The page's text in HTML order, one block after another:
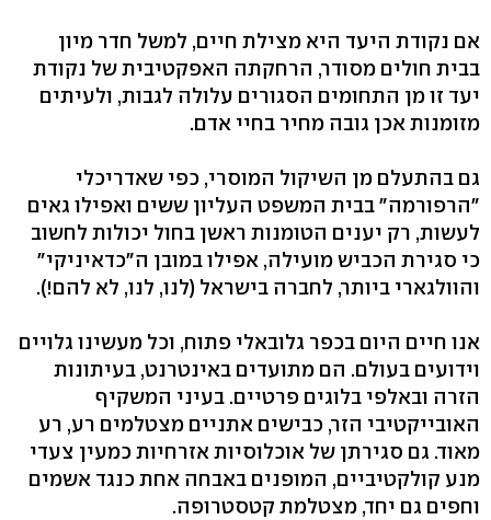
אם נקודת היעד היא מצילת חיים, למשל חדר מיון
בבית חולים מסודר, הרחקתה האפקטיבית של נקודת
יעד זו מן התחומים הסגורים עלולה לגבות, ולעיתים
מזומנות אכן גובה מחיר בחיי אדם.
גם בהתעלם מן השיקול המוסרי, כפי שאדריכלי
"הרפורמה" בבית המשפט העליון ששים ואפילו גאים
לעשות, רק יענים הטומנות ראשן בחול יכולות לחשוב
כי סגירת הכביש מועילה, אפילו במובן ה"כדאיניקי"
והוולגארי ביותר, לחברה בישראל (לנו, לנו, לא להם!).
אנו חיים היום בכפר גלובאלי פתוח, וכל מעשינו גלויים
וידועים בעולם. הם מתועדים באינטרנט, בעיתונות
הזרה ובאלפי בלוגים פרטיים. בעיני המשקיף
האובייקטיבי הזר, כבישים אתניים מצטלמים רע, רע
מאוד. גם סגירתן של אוכלוסיות אזרחיות כמעין צעדי
מנע קולקטיביים, המופנים באבחה אחת כנגד אשמים
וחפים גם יחד, מצטלמת קטסטרופה.